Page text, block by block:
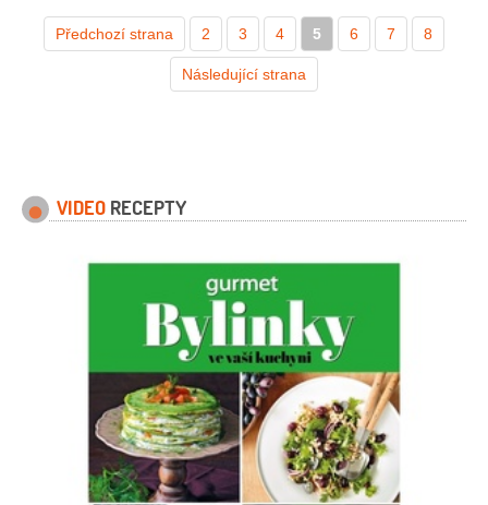
citronová
(z 1 citronu)
zázvor
10 gramů (čerstvý
nastrouhaný)
Předchozí strana 2 3 4 5 6 7 8
Následující strana
VIDEO RECEPTY